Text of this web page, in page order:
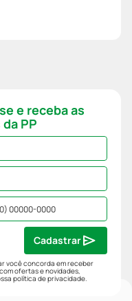
e receba as
PP
você concorda em receber
ofertas e novidades,
política de privacidade.
Cadastrar